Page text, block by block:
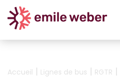
Accueil | Lignes de bus | RGTR |